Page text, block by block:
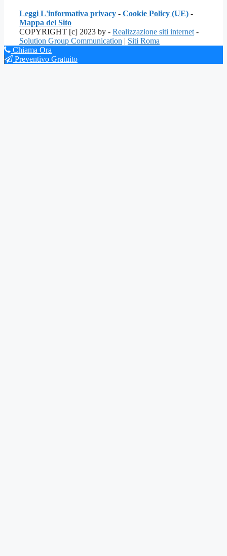
Leggi L'informativa privacy - Cookie Policy (UE) -
Mappa del Sito
COPYRIGHT [c] 2023 by - Realizzazione siti internet -
Solution Group Communication | Siti Roma
Chiama Ora
Preventivo Gratuito